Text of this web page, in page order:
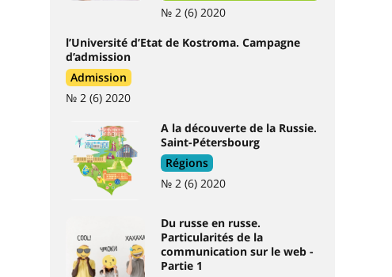
№ 2 (6) 2020
l’Université d’Etat de Kostroma. Campagne
d’admission
Admission
№ 2 (6) 2020
A la découverte de la Russie.
Saint-Pétersbourg
Régions
№ 2 (6) 2020
Du russe en russe.
Particularités de la
communication sur le web -
Partie 1